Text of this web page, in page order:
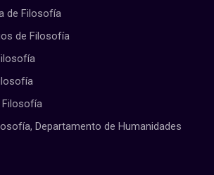
de Filosofía
de Filosofía
Departamento de Humanidades